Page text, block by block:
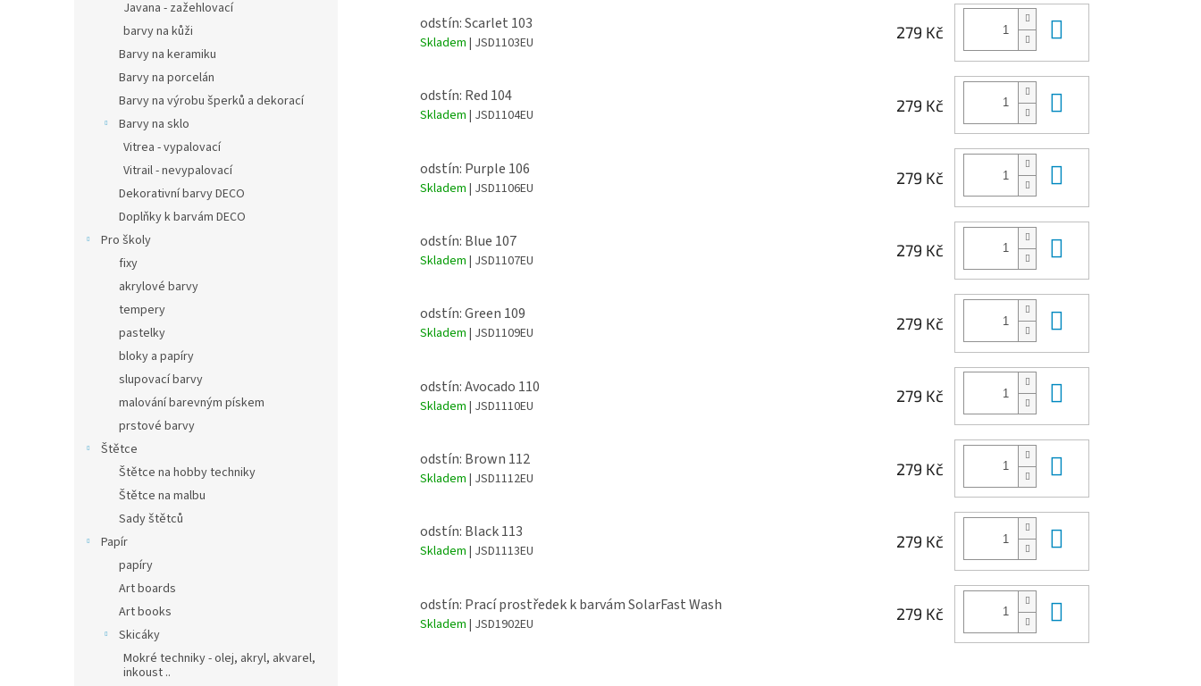
Javana - zažehlovací
barvy na kůži
Barvy na keramiku
Barvy na porcelán
Barvy na výrobu šperků a dekorací
Barvy na sklo
Vitrea - vypalovací
Vitrail - nevypalovací
Dekorativní barvy DECO
Doplňky k barvám DECO
Pro školy
fixy
akrylové barvy
tempery
pastelky
bloky a papíry
slupovací barvy
malování barevným pískem
prstové barvy
Štětce
Štětce na hobby techniky
Štětce na malbu
Sady štětců
Papír
papíry
Art boards
Art books
Skicáky
Mokré techniky - olej, akryl, akvarel,
inkoust ..
odstín: Scarlet 103
Skladem | JSD1103EU
279 Kč
odstín: Red 104
Skladem | JSD1104EU
279 Kč
odstín: Purple 106
Skladem | JSD1106EU
279 Kč
odstín: Blue 107
Skladem | JSD1107EU
279 Kč
odstín: Green 109
Skladem | JSD1109EU
279 Kč
odstín: Avocado 110
Skladem | JSD1110EU
279 Kč
odstín: Brown 112
Skladem | JSD1112EU
279 Kč
odstín: Black 113
Skladem | JSD1113EU
279 Kč
odstín: Prací prostředek k barvám SolarFast Wash
Skladem | JSD1902EU
279 Kč